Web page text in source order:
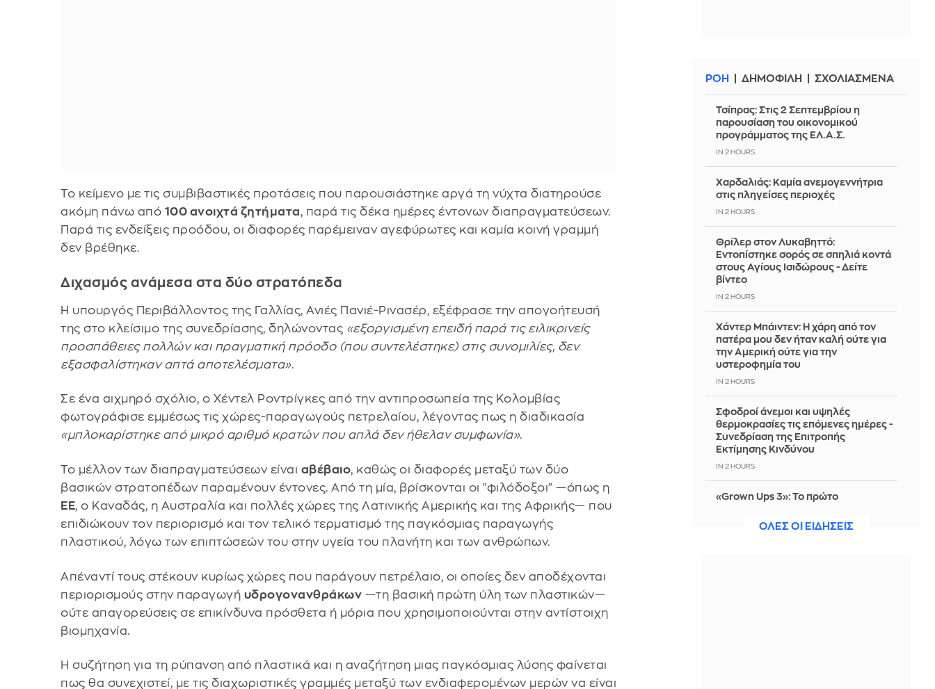
Το κείμενο με τις συμβιβαστικές προτάσεις που παρουσιάστηκε αργά τη νύχτα διατηρούσε
ακόμη πάνω από 100 ανοιχτά ζητήματα, παρά τις δέκα ημέρες έντονων διαπραγματεύσεων.
Παρά τις ενδείξεις προόδου, οι διαφορές παρέμειναν αγεφύρωτες και καμία κοινή γραμμή
δεν βρέθηκε.
Διχασμός ανάμεσα στα δύο στρατόπεδα
Η υπουργός Περιβάλλοντος της Γαλλίας, Ανιές Πανιέ-Ρινασέρ, εξέφρασε την απογοήτευσή
της στο κλείσιμο της συνεδρίασης, δηλώνοντας «εξοργισμένη επειδή παρά τις ειλικρινείς
προσπάθειες πολλών και πραγματική πρόοδο (που συντελέστηκε) στις συνομιλίες, δεν
εξασφαλίστηκαν απτά αποτελέσματα».
Σε ένα αιχμηρό σχόλιο, ο Χέντελ Ροντρίγκες από την αντιπροσωπεία της Κολομβίας
φωτογράφισε εμμέσως τις χώρες-παραγωγούς πετρελαίου, λέγοντας πως η διαδικασία
«μπλοκαρίστηκε από μικρό αριθμό κρατών που απλά δεν ήθελαν συμφωνία».
Το μέλλον των διαπραγματεύσεων είναι αβέβαιο, καθώς οι διαφορές μεταξύ των δύο
βασικών στρατοπέδων παραμένουν έντονες. Από τη μία, βρίσκονται οι "φιλόδοξοι" —όπως η
ΕΕ, ο Καναδάς, η Αυστραλία και πολλές χώρες της Λατινικής Αμερικής και της Αφρικής— που
επιδιώκουν τον περιορισμό και τον τελικό τερματισμό της παγκόσμιας παραγωγής
πλαστικού, λόγω των επιπτώσεών του στην υγεία του πλανήτη και των ανθρώπων.
Απέναντί τους στέκουν κυρίως χώρες που παράγουν πετρέλαιο, οι οποίες δεν αποδέχονται
περιορισμούς στην παραγωγή υδρογονανθράκων —τη βασική πρώτη ύλη των πλαστικών—
ούτε απαγορεύσεις σε επικίνδυνα πρόσθετα ή μόρια που χρησιμοποιούνται στην αντίστοιχη
βιομηχανία.
Η συζήτηση για τη ρύπανση από πλαστικά και η αναζήτηση μιας παγκόσμιας λύσης φαίνεται
πως θα συνεχιστεί, με τις διαχωριστικές γραμμές μεταξύ των ενδιαφερομένων μερών να είναι
ΡΟΗ ΔΗΜΟΦΙΛΗ ΣΧΟΛΙΑΣΜΕΝΑ
Τσίπρας: Στις 2 Σεπτεμβρίου η
παρουσίαση του οικονομικού
προγράμματος της ΕΛ.Α.Σ.
IN 2 HOURS
Χαρδαλιάς: Καμία ανεμογεννήτρια
στις πληγείσες περιοχές
IN 2 HOURS
Θρίλερ στον Λυκαβηττό:
Εντοπίστηκε σορός σε σπηλιά κοντά
στους Αγίους Ισιδώρους - Δείτε
βίντεο
IN 2 HOURS
Χάντερ Μπάιντεν: Η χάρη από τον
πατέρα μου δεν ήταν καλή ούτε για
την Αμερική ούτε για την
υστεροφημία του
IN 2 HOURS
Σφοδροί άνεμοι και υψηλές
θερμοκρασίες τις επόμενες ημέρες -
Συνεδρίαση της Επιτροπής
Εκτίμησης Κινδύνου
IN 2 HOURS
«Grown Ups 3»: Το πρώτο
θρυλική παρέα του Άνταμ Σάντλερ
ΟΛΕΣ ΟΙ ΕΙΔΗΣΕΙΣ